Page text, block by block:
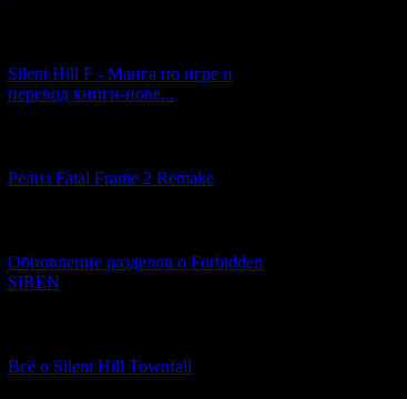
Silent Hill F - Манга по игре и
перевод книги-нове...
Релиз Fatal Frame 2 Remake
Обновление разделов о Forbidden
SIREN
Всё о Silent Hill Townfall